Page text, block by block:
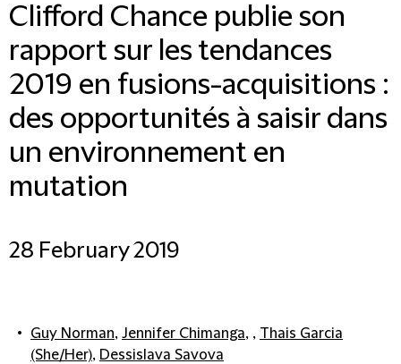
Clifford Chance publie son
rapport sur les tendances
2019 en fusions-acquisitions :
des opportunités à saisir dans
un environnement en
mutation
28 February 2019
Guy Norman, Jennifer Chimanga, , Thais Garcia
(She/Her), Dessislava Savova